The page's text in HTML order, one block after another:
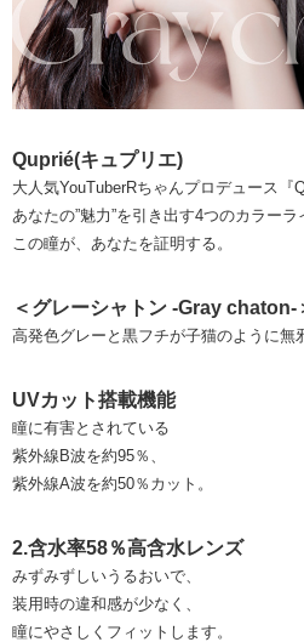
Quprié(キュプリエ)
大人気YouTuberRちゃんプロデュース『
あなたの”魅力”を引き出す4つのカラー
この瞳が、あなたを証明する。
＜グレーシャトン -Gray chaton-
高発色グレーと黒フチが子猫のように無
UVカット搭載機能
瞳に有害とされている
紫外線B波を約95％、
紫外線A波を約50％カット。
2.含水率58％高含水レンズ
みずみずしいうるおいで、
装用時の違和感が少なく、
瞳にやさしくフィットします。